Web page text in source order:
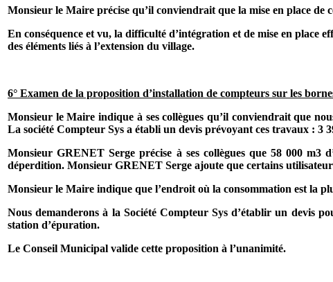
Monsieur le Maire précise qu’il conviendrait que la mise en place de
En conséquence et vu, la difficulté d’intégration et de mise en place
des éléments liés à l’extension du village.
6° Examen de la proposition d’installation de compteurs sur les
Monsieur le Maire indique à ses collègues qu’il conviendrait que
La société Compteur Sys a établi un devis prévoyant ces travaux : 3
Monsieur GRENET Serge précise à ses collègues que58 000 m3
déperdition. Monsieur GRENET Serge ajoute que certains
Monsieur le Maire indique que l’endroit où la consommation est la
Nous demanderons à la Société Compteur Sys d’établir un devis
station d’épuration.
Le Conseil Municipal valide cette proposition à l’unanimité.